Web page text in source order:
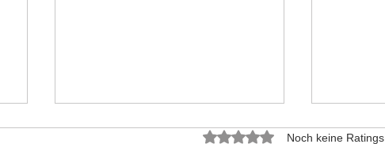
Mit 0 von 5 Sternen bewertet.
Noch keine Ratings